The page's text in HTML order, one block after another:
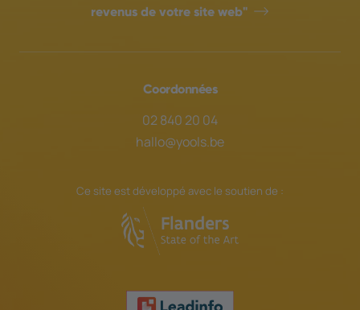
revenus de votre site web"
Coordonnées
02 840 20 04
hallo@yools.be
Ce site est développé avec le soutien de :